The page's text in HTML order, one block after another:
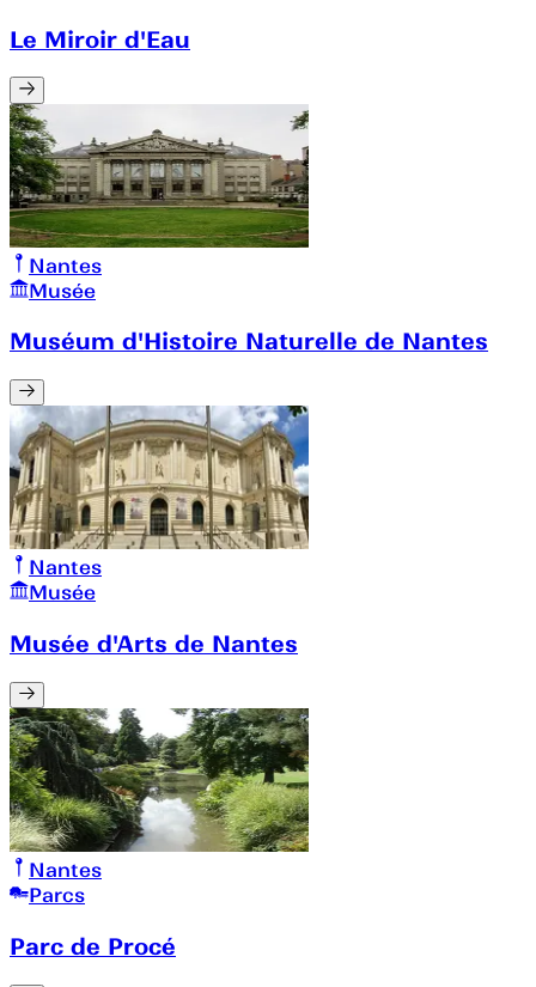
Le Miroir d'Eau
Nantes
Musée
Muséum d'Histoire Naturelle de Nantes
Nantes
Musée
Musée d'Arts de Nantes
Nantes
Parcs
Parc de Procé